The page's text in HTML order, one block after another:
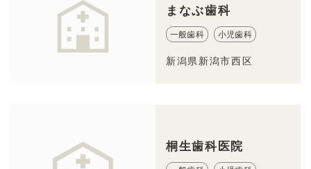
まなぶ歯科
一般歯科 小児歯科
新潟県新潟市西区
桐生歯科医院